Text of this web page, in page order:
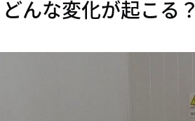
んな変化が起こる？